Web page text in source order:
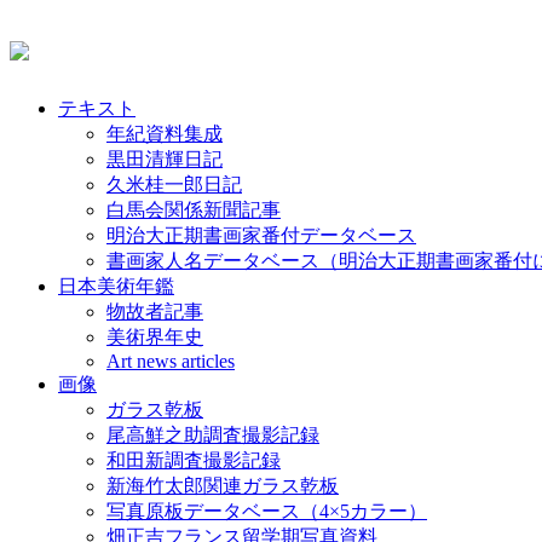
テキスト
年紀資料集成
黒田清輝日記
久米桂一郎日記
白馬会関係新聞記事
明治大正期書画家番付データベース
書画家人名データベース（明治大正期書画家番付
日本美術年鑑
物故者記事
美術界年史
Art news articles
画像
ガラス乾板
尾高鮮之助調査撮影記録
和田新調査撮影記録
新海竹太郎関連ガラス乾板
写真原板データベース（4×5カラー）
畑正吉フランス留学期写真資料